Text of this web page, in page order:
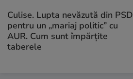
Culise. Lupta nevăzută din PSD
pentru un „mariaj politic” cu
AUR. Cum sunt împărțite
taberele